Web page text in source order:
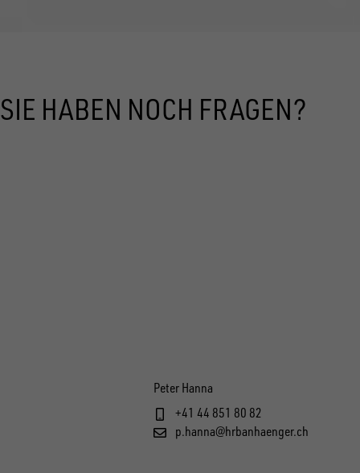
SIE HABEN NOCH FRAGEN?
Peter Hanna
+41 44 851 80 82
p.hanna@hrbanhaenger.ch